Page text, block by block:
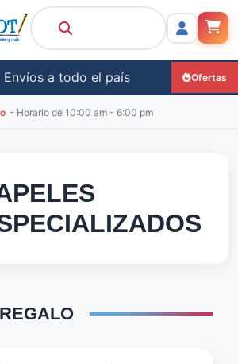
Envíos a todo el país Ofertas
- Horario de 10:00 am - 6:00 pm
REGALO